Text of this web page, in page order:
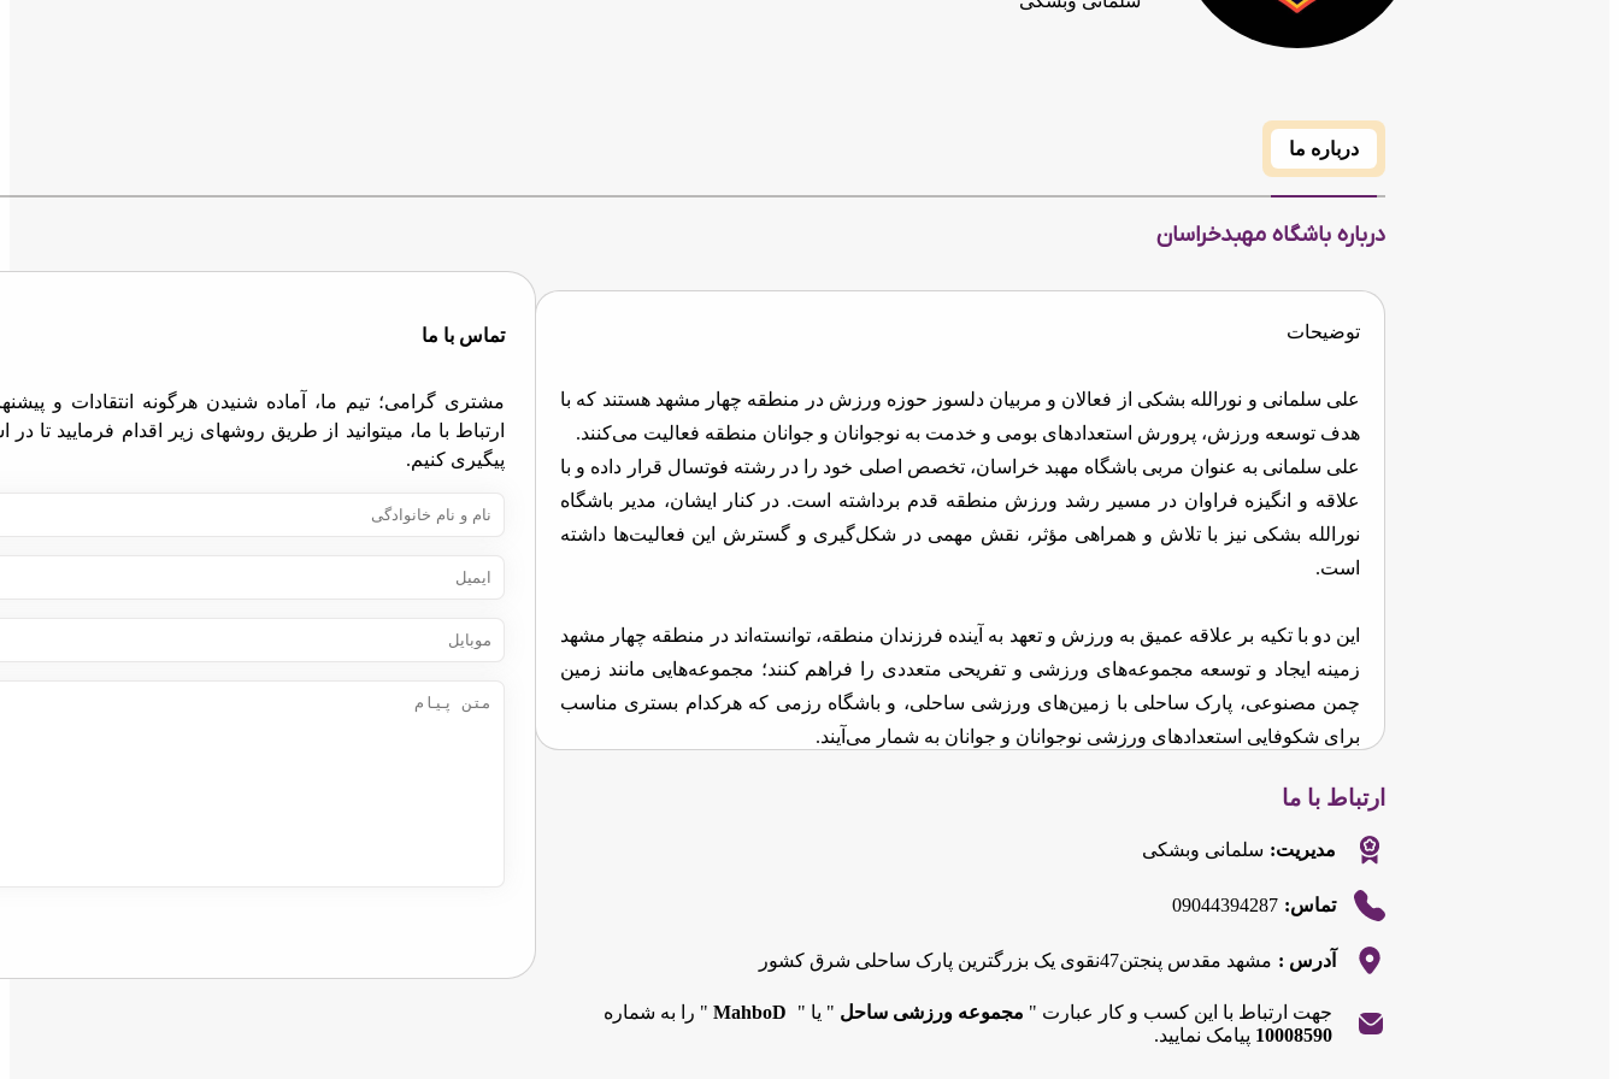
درباره ما
درباره باشگاه مهبدخراسان
توضیحات
علی سلمانی و نورالله بشکی از فعالان و مربیان دلسوز حوزه ورزش در منطقه چهار مشهد هستند که با
هدف توسعه ورزش، پرورش استعدادهای بومی و خدمت به نوجوانان و جوانان منطقه فعالیت می‌کنند.
علی سلمانی به عنوان مربی باشگاه مهبد خراسان، تخصص اصلی خود را در رشته فوتسال قرار داده و با
علاقه‌ و انگیزه فراوان در مسیر رشد ورزش منطقه قدم برداشته است. در کنار ایشان، مدیر باشگاه
نورالله بشکی نیز با تلاش و همراهی مؤثر، نقش مهمی در شکل‌گیری و گسترش این فعالیت‌ها داشته
است.
این دو با تکیه بر علاقه عمیق به ورزش و تعهد به آینده فرزندان منطقه، توانسته‌اند در منطقه چهار مشهد
زمینه ایجاد و توسعه مجموعه‌های ورزشی و تفریحی متعددی را فراهم کنند؛ مجموعه‌هایی مانند زمین
چمن مصنوعی، پارک ساحلی با زمین‌های ورزشی ساحلی، و باشگاه رزمی که هرکدام بستری مناسب
برای شکوفایی استعدادهای ورزشی نوجوانان و جوانان به شمار می‌آیند.
هدف اصلی علی سلمانی و نورالله بشکی، خدمت به بچه‌های منطقه چهار مشهد و فراهم کردن شرایطی
مناسب برای رشد، پیشرفت و قهرمانی آن‌ها در عرصه‌های مختلف ورزشی است. باور آن‌ها این است که
قهرمانان بزرگی برای آینده ساخت.
ارتباط با ما
مدیریت: سلمانی وبشکی
تماس: 09044394287
آدرس : مشهد مقدس پنجتن47نقوی یک بزرگترین پارک ساحلی شرق کشور
جهت ارتباط با این کسب و کار عبارت " مجموعه ورزشی ساحل " یا " MahboD" را به شماره
10008590 پیامک نمایید.
تماس با ما
مشتری گرامی؛ تیم ما، آماده شنیدن هرگونه انتقادات و
ارتباط با ما، میتوانید از طریق روشهای زیر اقدام فرمایید تا
پیگیری کنیم.